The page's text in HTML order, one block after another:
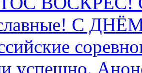
C
успешно.